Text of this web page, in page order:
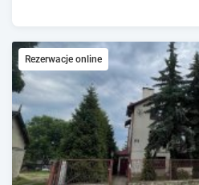
Rezerwacje online